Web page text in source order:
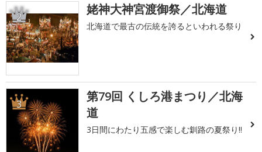
2 姥神大神宮渡御祭／北海道
北海道で最古の伝統を誇るといわれる祭り
3
第79回 くしろ港まつり／北海
道
3日間にわたり五感で楽しむ釧路の夏祭り!!